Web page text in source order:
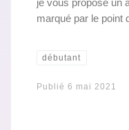
je vous propose un
marqué par le point
débutant
Publié 6 mai 2021